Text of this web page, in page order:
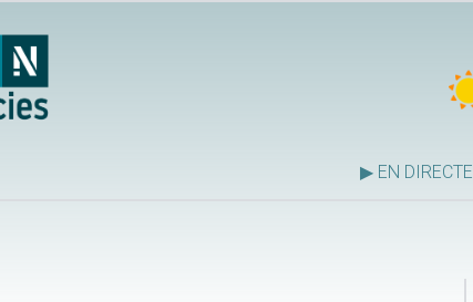
▶ EN DIRECTE